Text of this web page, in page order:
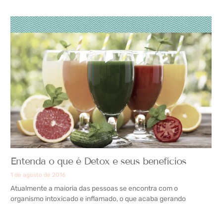
Entenda o que é Detox e seus benefícios
1 de agosto de 2016
Atualmente a maioria das pessoas se encontra com o
organismo intoxicado e inflamado, o que acaba gerando